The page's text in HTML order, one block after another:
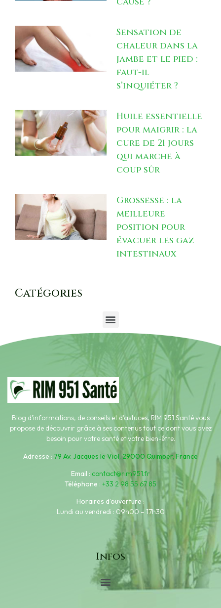
Sensation de
chaleur dans la
jambe et le pied :
faut-il
s’inquiéter ?
Huile essentielle
pour maigrir : la
cure de 21 jours
qui marche à
coup sûr
Grossesse : la
meilleure
position pour
évacuer les gaz
intestinaux
Catégories
Blog d’informations, de conseils et d’astuces, RIM 951 Santé vous
propose de découvrir grâce à ses contenus tout ce dont vous avez
besoin pour votre santé et votre bien-être.
Adresse : 79 Av. Jacques le Viol, 29000 Quimper, France
Email : contact@rim951.fr
Téléphone : +33 2 98 55 67 85
Horaires d’ouverture:
Lundi au vendredi : 09h00 – 17h30
Infos